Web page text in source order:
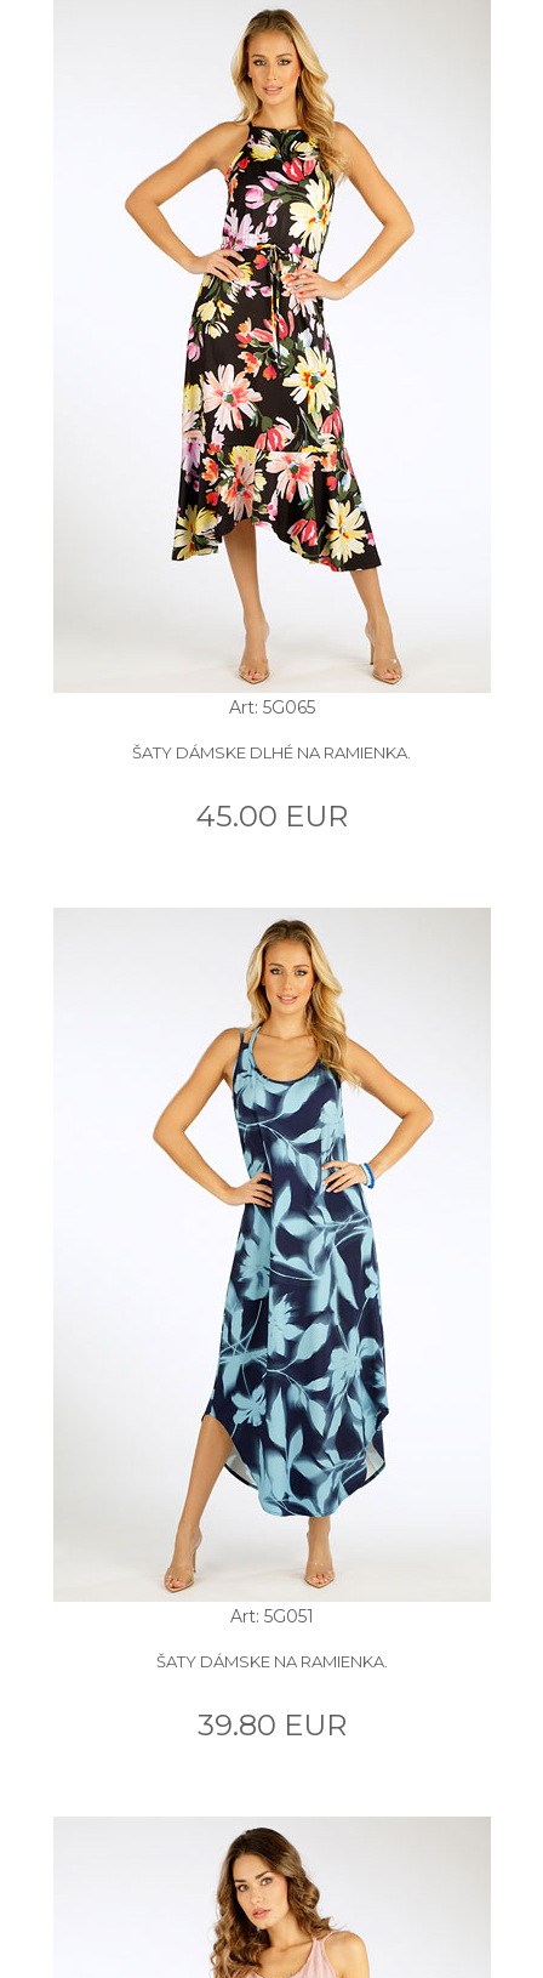
Art: 5G065
ŠATY DÁMSKE DLHÉ NA RAMIENKA.
45.00 EUR
Art: 5G051
ŠATY DÁMSKE NA RAMIENKA.
39.80 EUR